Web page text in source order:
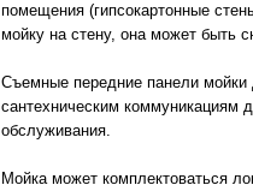
помещения (гипсокартонные
мойку на стену, она может быть
Съемные передние панели мойки
сантехническим коммуникациям
обслуживания.
Мойка может комплектоваться